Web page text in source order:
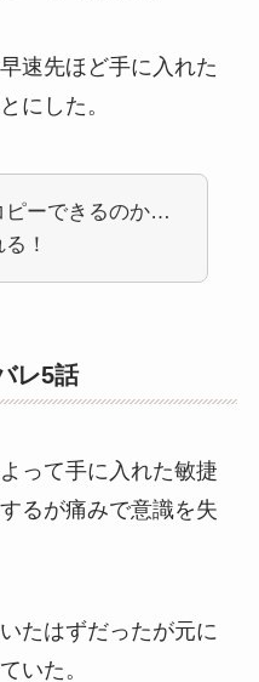
速先ほど手に入れた
にした。
ピーできるのか…
！
レ5話
って手に入れた敏捷
るが痛みで意識を失
たはずだったが元に
いた。